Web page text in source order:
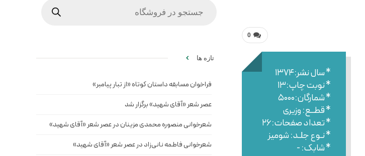
0
* سال نشر:۱۳۷۴
* نوبت چاپ:۱۳
* شمارگان:۵۰۰۰
* قطــع: وزیری
* تعداد صفحات:۲۶
* نـوع جلـد: شومیز
* شابک: -
تازه ها
فراخوان مسابقه داستان کوتاه «از تبار پیامبر»
عصر شعر «آقای شهید» برگزار شد
شعرخوانی منصوره محمدی مزینان در عصر شعر «آقای شهید»
شعرخوانی فاطمه نانی‌زاد در عصر شعر «آقای شهید»